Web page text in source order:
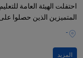
احتفلت الهيئة العامة
المتميزين الذين حصلوا
-
المزيد